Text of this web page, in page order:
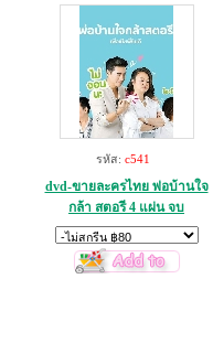
รหัส: c541
dvd-ขายละครไทย พ่อบ้านใจ
กล้า สตอรี 4 แผ่น จบ